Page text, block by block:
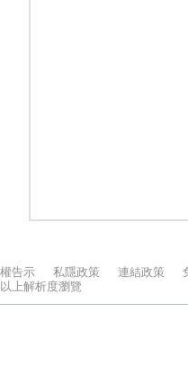
告示 私隱政策 連結政策
上解析度瀏覽